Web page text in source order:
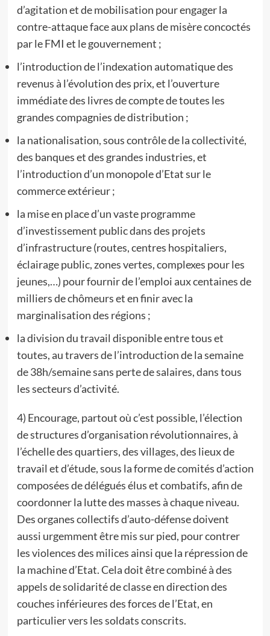
d’agitation et de mobilisation pour engager la
contre-attaque face aux plans de misère concoctés
par le FMI et le gouvernement ;
l’introduction de l’indexation automatique des
revenus à l’évolution des prix, et l’ouverture
immédiate des livres de compte de toutes les
grandes compagnies de distribution ;
la nationalisation, sous contrôle de la collectivité,
des banques et des grandes industries, et
l’introduction d’un monopole d’Etat sur le
commerce extérieur ;
la mise en place d’un vaste programme
d’investissement public dans des projets
d’infrastructure (routes, centres hospitaliers,
éclairage public, zones vertes, complexes pour les
jeunes,…) pour fournir de l’emploi aux centaines de
milliers de chômeurs et en finir avec la
marginalisation des régions ;
la division du travail disponible entre tous et
toutes, au travers de l’introduction de la semaine
de 38h/semaine sans perte de salaires, dans tous
les secteurs d’activité.
4) Encourage, partout où c’est possible, l’élection
de structures d’organisation révolutionnaires, à
l’échelle des quartiers, des villages, des lieux de
travail et d’étude, sous la forme de comités d’action
composées de délégués élus et combatifs, afin de
coordonner la lutte des masses à chaque niveau.
Des organes collectifs d’auto-défense doivent
aussi urgemment être mis sur pied, pour contrer
les violences des milices ainsi que la répression de
la machine d’Etat. Cela doit être combiné à des
appels de solidarité de classe en direction des
couches inférieures des forces de l’Etat, en
particulier vers les soldats conscrits.